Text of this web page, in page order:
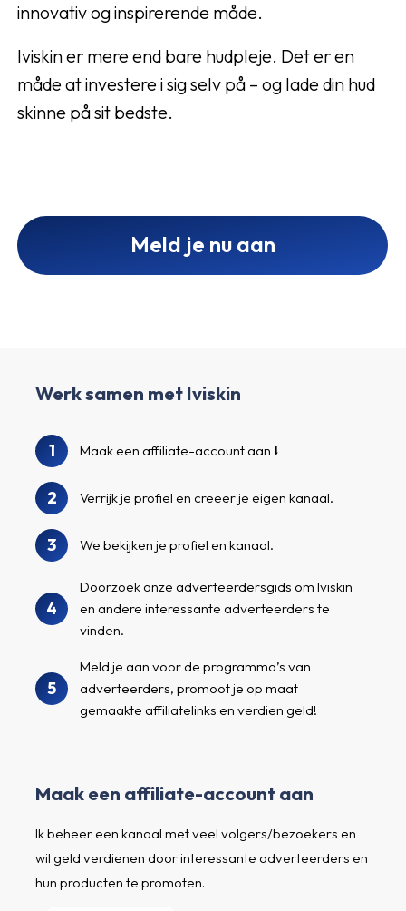
innovativ og inspirerende måde.
Iviskin er mere end bare hudpleje. Det er en
måde at investere i sig selv på – og lade din hud
skinne på sit bedste.
Meld je nu aan
Werk samen met Iviskin
1 Maak een affiliate-account aan
2 Verrijk je profiel en creëer je eigen kanaal.
3 We bekijken je profiel en kanaal.
4
Doorzoek onze adverteerdersgids om Iviskin
en andere interessante adverteerders te
vinden.
5
Meld je aan voor de programma’s van
adverteerders, promoot je op maat
gemaakte affiliatelinks en verdien geld!
Maak een affiliate-account aan
Ik beheer een kanaal met veel volgers/bezoekers en
wil geld verdienen door interessante adverteerders en
hun producten te promoten.